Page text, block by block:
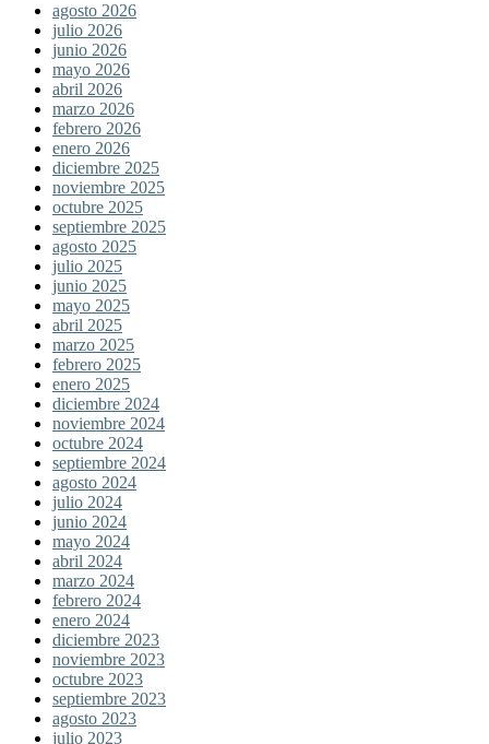
agosto 2026
julio 2026
junio 2026
mayo 2026
abril 2026
marzo 2026
febrero 2026
enero 2026
diciembre 2025
noviembre 2025
octubre 2025
septiembre 2025
agosto 2025
julio 2025
junio 2025
mayo 2025
abril 2025
marzo 2025
febrero 2025
enero 2025
diciembre 2024
noviembre 2024
octubre 2024
septiembre 2024
agosto 2024
julio 2024
junio 2024
mayo 2024
abril 2024
marzo 2024
febrero 2024
enero 2024
diciembre 2023
noviembre 2023
octubre 2023
septiembre 2023
agosto 2023
julio 2023